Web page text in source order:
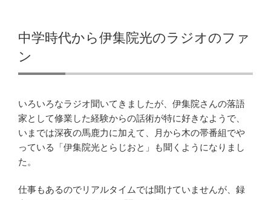
中学時代から伊集院光のラジオのファ
ン
いろいろなラジオ聞いてきましたが、伊集院さんの落語
家として修業した経験からの話術が特に好きなようで、
いまでは深夜の馬鹿力に加えて、月から木の帯番組でや
っている「伊集院光とらじおと」も聞くようになりまし
た。
仕事もあるのでリアルタイムでは聞けていませんが、録